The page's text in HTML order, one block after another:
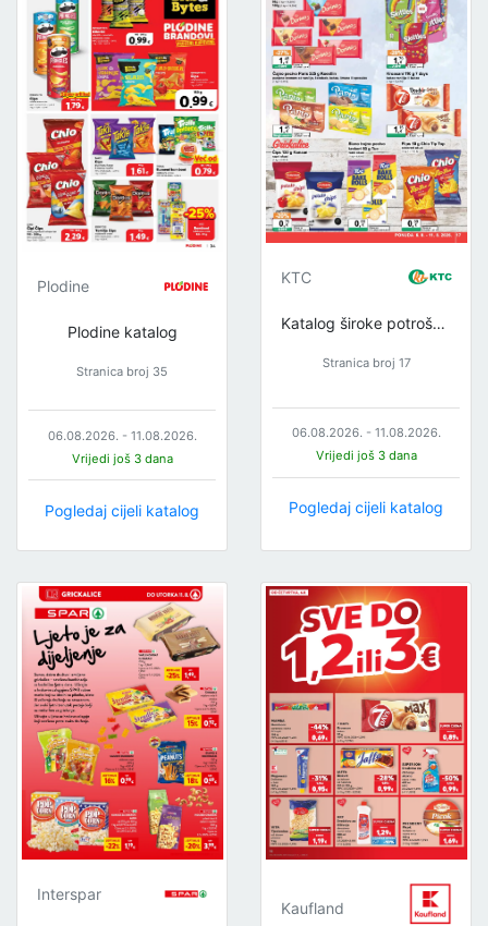
Plodine
Plodine katalog
Stranica broj 35
06.08.2026. - 11.08.2026.
Vrijedi još 3 dana
Pogledaj cijeli katalog
KTC
Katalog široke potrošnje
Stranica broj 17
06.08.2026. - 11.08.2026.
Vrijedi još 3 dana
Pogledaj cijeli katalog
Interspar
Kaufland